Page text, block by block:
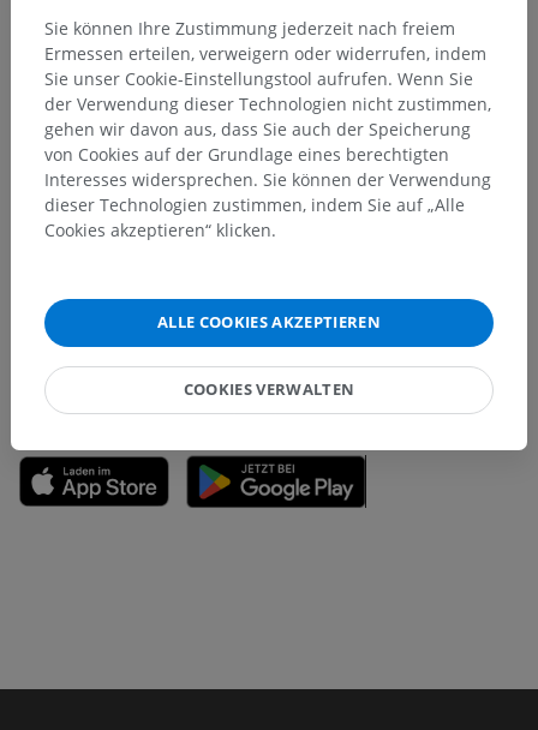
Übersetzungen
Sie haben einen Fehler gefunden?
Ein Problem melden
HOLE SIE SICH DIE APP
Sie können Ihre Zustimmung jederzeit nach freiem
Ermessen erteilen, verweigern oder widerrufen, indem
Sie unser Cookie-Einstellungstool aufrufen. Wenn Sie
der Verwendung dieser Technologien nicht zustimmen,
gehen wir davon aus, dass Sie auch der Speicherung
von Cookies auf der Grundlage eines berechtigten
Interesses widersprechen. Sie können der Verwendung
dieser Technologien zustimmen, indem Sie auf „Alle
Cookies akzeptieren“ klicken.
ALLE COOKIES AKZEPTIEREN
COOKIES VERWALTEN